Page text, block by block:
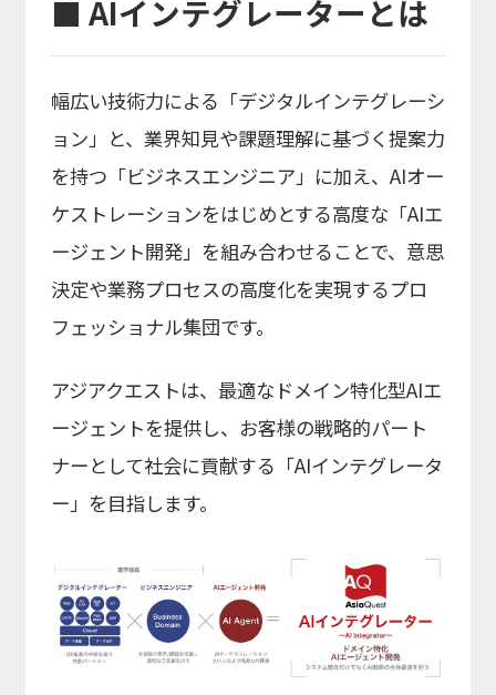
■ AIインテグレーターとは
幅広い技術力による「デジタルインテグレーシ
ョン」と、業界知見や課題理解に基づく提案力
を持つ「ビジネスエンジニア」に加え、AIオー
ケストレーションをはじめとする高度な「AIエ
ージェント開発」を組み合わせることで、意思
決定や業務プロセスの高度化を実現するプロ
フェッショナル集団です。
アジアクエストは、最適なドメイン特化型AIエ
ージェントを提供し、お客様の戦略的パート
ナーとして社会に貢献する「AIインテグレータ
ー」を目指します。